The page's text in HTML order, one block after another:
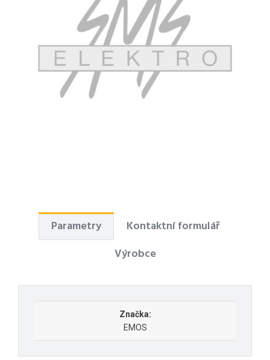
Parametry
Kontaktní formulář
Výrobce
Značka:
EMOS